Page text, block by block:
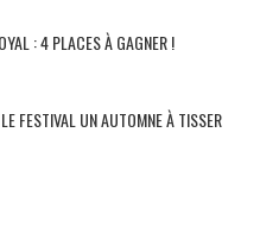
: 4 PLACES À GAGNER !
FESTIVAL UN AUTOMNE À TISSER